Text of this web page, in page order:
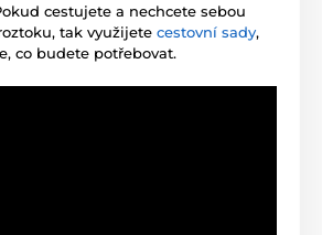
cestujete a nechcete sebou
tak využijete cestovní sady,
co budete potřebovat.